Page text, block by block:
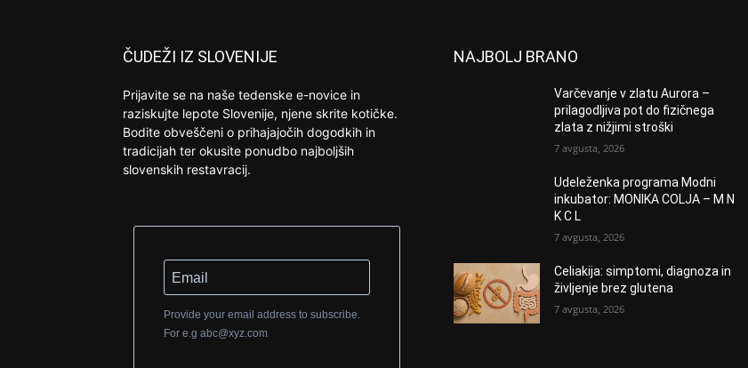
ČUDEŽI IZ SLOVENIJE
Prijavite se na naše tedenske e-novice in
raziskujte lepote Slovenije, njene skrite kotičke.
Bodite obveščeni o prihajajočih dogodkih in
tradicijah ter okusite ponudbo najboljših
slovenskih restavracij.
Provide your email address to subscribe.
For e.g abc@xyz.com
NAJBOLJ BRANO
Varčevanje v zlatu Aurora –
prilagodljiva pot do fizičnega
zlata z nižjimi stroški
7 avgusta, 2026
Udeleženka programa Modni
inkubator: MONIKA COLJA – M N
K C L
7 avgusta, 2026
Celiakija: simptomi, diagnoza in
življenje brez glutena
7 avgusta, 2026